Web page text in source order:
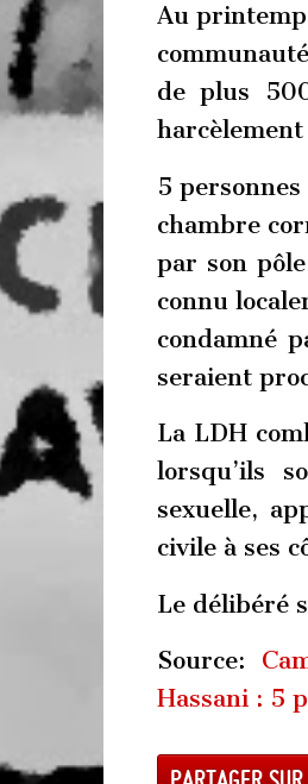
Au
de plus
harcèlement
5
chambre
par son
connu
condamné
seraient
La LDH
lorsqu’ils
sexuelle,
civile à ses
Le délibéré
Source:
Hassani : 5